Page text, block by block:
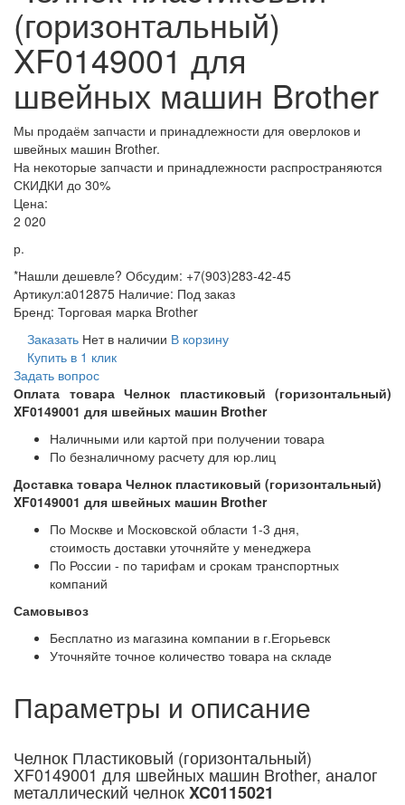
(горизонтальный)
XF0149001 для
швейных машин Brother
Мы продаём запчасти и принадлежности для оверлоков и
швейных машин Brother.
На некоторые запчасти и принадлежности распространяются
СКИДКИ до 30%
Цена:
2 020
р.
*Нашли дешевле? Обсудим: +7(903)283-42-45
Артикул:a012875 Наличие: Под заказ
Бренд: Торговая марка Brother
Заказать Нет в наличии В корзину
Купить в 1 клик
Задать вопрос
Оплата товара Челнок пластиковый (горизонтальный)
XF0149001 для швейных машин Brother
Наличными или картой при получении товара
По безналичному расчету для юр.лиц
Доставка товара Челнок пластиковый (горизонтальный)
XF0149001 для швейных машин Brother
По Москве и Московской области 1-3 дня,
стоимость доставки уточняйте у менеджера
По России - по тарифам и срокам транспортных
компаний
Самовывоз
Бесплатно из магазина компании в г.Егорьевск
Уточняйте точное количество товара на складе
Параметры и описание
Челнок Пластиковый (горизонтальный)
XF0149001 для швейных машин Brother, аналог
металлический челнокXC0115021